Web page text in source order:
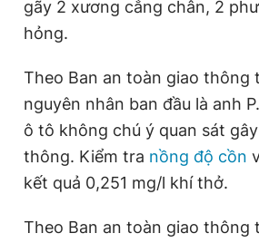
Phó tổng biên tập: Trần Việt Hưng
Tổng thư ký tòa soạn: Đức Trung
© 2003-2026 Bản quyền thuộc về Báo
chép dưới mọi hình thức nếu không có
bản. Phát triển bởi ePi Technologies, JSC.
gãy 2 xương cẳng chân, 2
hỏng.
Theo Ban an toàn giao thông
nguyên nhân ban đầu là anh
ô tô không chú ý quan sát
thông. Kiểm tra nồng độ cồn
kết quả 0,251 mg/l khí thở.
Theo Ban an toàn giao thông